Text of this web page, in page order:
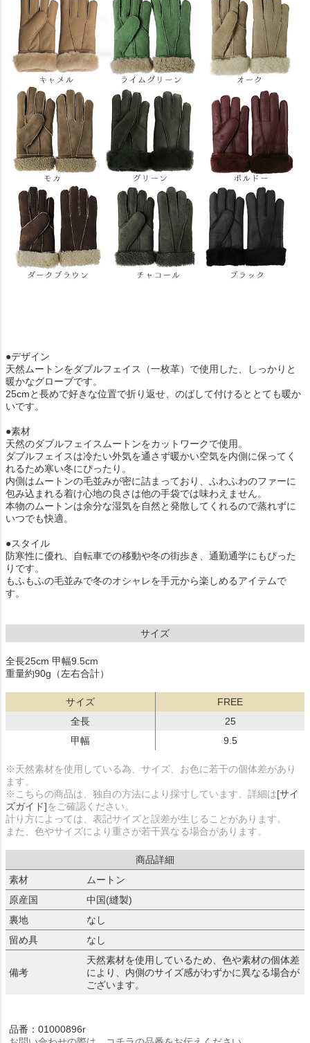
●デザイン
天然ムートンをダブルフェイス（一枚革）で使用した、しっかりと
暖かなグローブです。
25cmと長めで好きな位置で折り返せ、のばして付けるととても暖か
いです。
●素材
天然のダブルフェイスムートンをカットワークで使用。
ダブルフェイスは冷たい外気を通さず暖かい空気を内側に保ってく
れるため寒い冬にぴったり。
内側はムートンの毛並みが密に詰まっており、ふわふわのファーに
包み込まれる着け心地の良さは他の手袋では味わえません。
本物のムートンは余分な湿気を自然と発散してくれるので蒸れずに
いつでも快適。
●スタイル
防寒性に優れ、自転車での移動や冬の街歩き、通勤通学にもぴった
りです。
もふもふの毛並みで冬のオシャレを手元から楽しめるアイテムで
す。
サイズ
全長25cm 甲幅9.5cm
重量約90g（左右合計）
サイズ
FREE
全長
25
甲幅
9.5
※天然素材を使用している為、サイズ、お色に若干の個体差があり
ます。
※こちらの商品は、独自の方法により採寸しています。詳細は[サイ
ズガイド]をご確認ください。
計り方によっては、表記サイズと誤差が生じることがあります。
また、色やサイズにより重さが若干異なる場合があります。
商品詳細
素材
ムートン
原産国
中国(縫製)
裏地
なし
留め具
なし
備考
天然素材を使用しているため、色や素材の個体差
により、内側のサイズ感がわずかに異なる場合が
ございます。
品番：01000896r